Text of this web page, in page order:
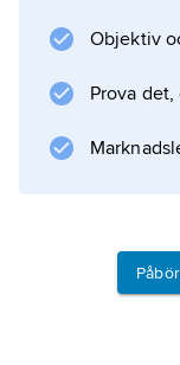
Objektiv
Prova